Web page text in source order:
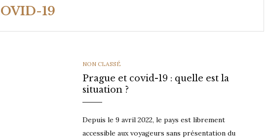
19
CATEGORIES
NON CLASSÉ
Prague et covid-19 : quelle est la
situation ?
Depuis le 9 avril 2022, le pays est librement
accessible aux voyageurs sans présentation du